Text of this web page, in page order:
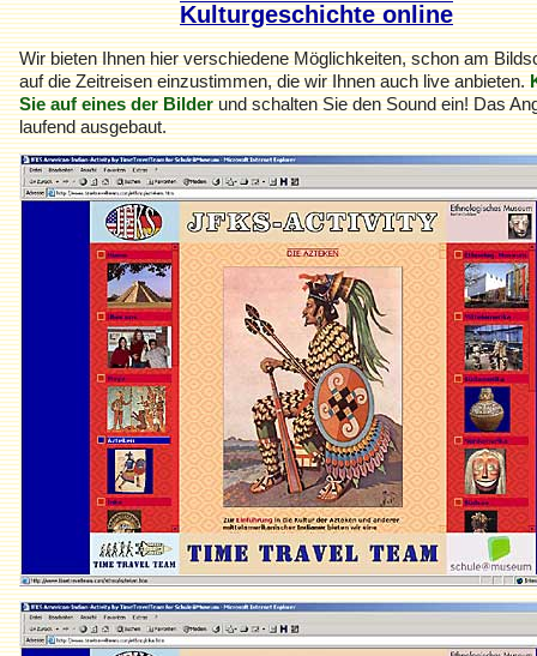
Kulturgeschichte online
Wir bieten Ihnen hier verschiedene Möglichkeiten, schon am
auf die Zeitreisen einzustimmen, die wir Ihnen auch live anbieten.
Sie auf eines der Bilderund schalten Sie den Sound ein! Das
laufend ausgebaut.